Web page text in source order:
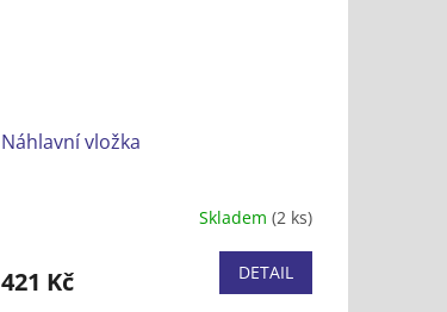
Náhlavní vložka
Skladem (2 ks)
421 Kč DETAIL